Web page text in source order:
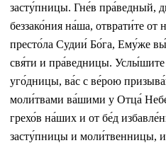
засту́пницы. Гне́в пра́ведный,
беззако́ния на́ша, отврати́те от
престо́ла Судии́ Бо́га, Ему́же
свя́ти и пра́ведницы.
уго́дницы, ва́с с ве́рою
моли́твами ва́шими у Отца́
грехо́в на́ших и от бе́д
засту́пницы и моли́твенницы,